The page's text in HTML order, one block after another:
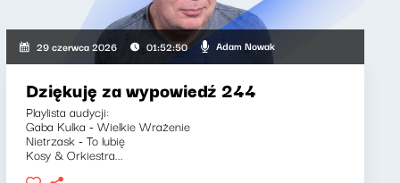
29 czerwca 2026 01:52:50 Adam Nowak
Dziękuję za wypowiedź 244
Playlista audycji:
Gaba Kulka - Wielkie Wrażenie
Nietrzask - To lubię
Kosy & Orkiestra...